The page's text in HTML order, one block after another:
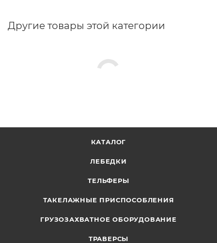
Другие товары этой категории
КАТАЛОГ
ЛЕБЕДКИ
ТЕЛЬФЕРЫ
ТАКЕЛАЖНЫЕ ПРИСПОСОБЛЕНИЯ
ГРУЗОЗАХВАТНОЕ ОБОРУДОВАНИЕ
ТРАВЕРСЫ